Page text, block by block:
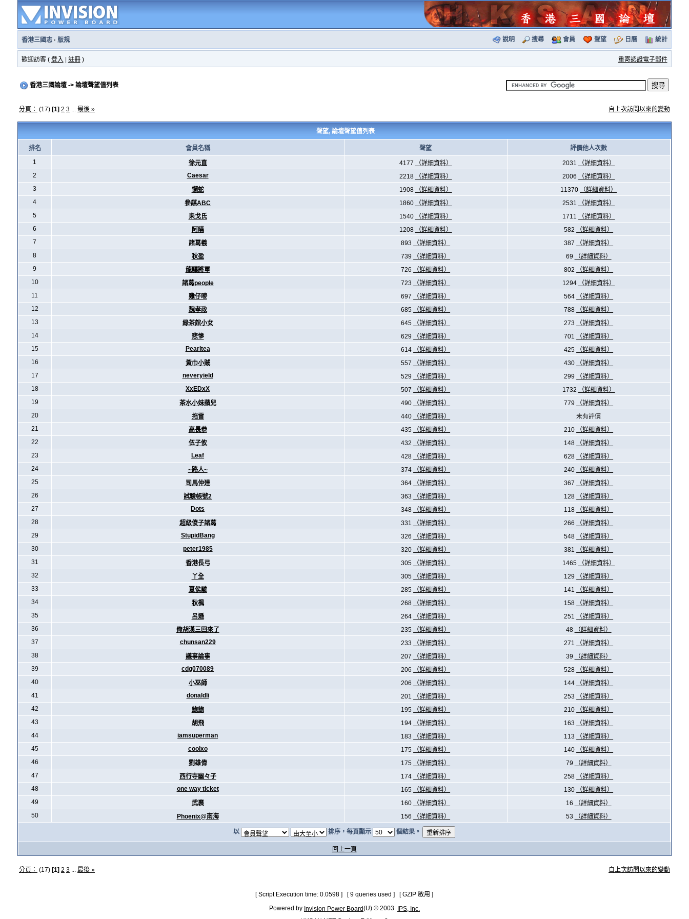
香港三國志· 版規 說明 搜尋 會員 聲望 日曆 統計
歡迎訪客 ( 登入 註冊) 重寄認證電子郵件
香港三國論壇-> 論壇聲望值列表
分頁： (17) [1] 2 3... 最後 » 自上次訪問以來的變動
聲望, 論壇聲望值列表
排名 會員名稱 聲望
評價他人次數
1
徐元直 4177 （詳細資料） 2031
（詳細資料）
2
Caesar 2218 （詳細資料） 2006
（詳細資料）
3
懶蛇 1908 （詳細資料） 11370
（詳細資料）
4
參謀ABC 1860 （詳細資料） 2531
（詳細資料）
5
耒戈氏 1540 （詳細資料） 1711
（詳細資料）
6
阿暪 1208 （詳細資料） 582
（詳細資料）
7
諸葛羲 893 （詳細資料） 387
（詳細資料）
8
秋盈 739 （詳細資料） 69
（詳細資料）
9
龍驤將軍 726 （詳細資料） 802
（詳細資料）
10
諸葛people 723 （詳細資料） 1294
（詳細資料）
11
雞仔嘜 697 （詳細資料） 564
（詳細資料）
12
魏孝政 685 （詳細資料） 788
（詳細資料）
13
綠茶館小女 645 （詳細資料） 273
（詳細資料）
14
悲慘 629 （詳細資料） 701
（詳細資料）
15
Pearltea 614 （詳細資料） 425
（詳細資料）
16
黃巾小賊 557 （詳細資料） 430
（詳細資料）
17
neveryield 529 （詳細資料） 299
（詳細資料）
18
XxEDxX 507 （詳細資料） 1732
（詳細資料）
19
茶水小妹蘋兒 490 （詳細資料） 779
（詳細資料）
20
拖雷 440 （詳細資料）
未有評價
21
高長恭 435 （詳細資料） 210
（詳細資料）
22
伍子攸 432 （詳細資料） 148
（詳細資料）
23
Leaf 428 （詳細資料） 628
（詳細資料）
24
~路人~ 374 （詳細資料） 240
（詳細資料）
25
司馬仲達 364 （詳細資料） 367
（詳細資料）
26
試驗帳號2 363 （詳細資料） 128
（詳細資料）
27
Dots 348 （詳細資料） 118
（詳細資料）
28
超級傻子諸葛 331 （詳細資料） 266
（詳細資料）
29
StupidBang 326 （詳細資料） 548
（詳細資料）
30
peter1985 320 （詳細資料） 381
（詳細資料）
31
香港長弓 305 （詳細資料） 1465
（詳細資料）
32
丫全 305 （詳細資料） 129
（詳細資料）
33
夏侯駿 285 （詳細資料） 141
（詳細資料）
34
秋楓 268 （詳細資料） 158
（詳細資料）
35
呂遜 264 （詳細資料） 251
（詳細資料）
36
俺胡漢三回來了 235 （詳細資料） 48
（詳細資料）
37
chunsan229 233 （詳細資料） 271
（詳細資料）
38
議事論事 207 （詳細資料） 39
（詳細資料）
39
cdg070089 206 （詳細資料） 528
（詳細資料）
40
小巫師 206 （詳細資料） 144
（詳細資料）
41
donaldli 201 （詳細資料） 253
（詳細資料）
42
鮑鮑 195 （詳細資料） 210
（詳細資料）
43
胡飛 194 （詳細資料） 163
（詳細資料）
44
iamsuperman 183 （詳細資料） 113
（詳細資料）
45
coolxo 175 （詳細資料） 140
（詳細資料）
46
劉雄偉 175 （詳細資料） 79
（詳細資料）
47
西行寺幽々子 174 （詳細資料） 258
（詳細資料）
48
one way ticket 165 （詳細資料） 130
（詳細資料）
49
武襄 160 （詳細資料） 16
（詳細資料）
50
Phoenix@南海 156 （詳細資料） 53 （詳細資料）
以 排序，每頁顯示 個結果。
回上一頁
分頁： (17) [1] 2 3... 最後 » 自上次訪問以來的變動
[ Script Execution time: 0.0598 ] [ 9 queries used ] [ GZIP 啟用 ]
Powered by Invision Power Board(U) © 2003
IPS, Inc.